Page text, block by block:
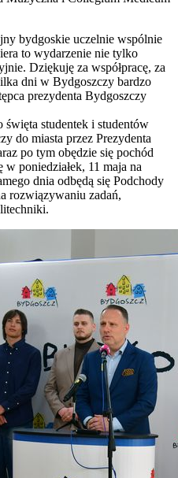
bydgoskie uczelnie wspólnie
to wydarzenie nie tylko
Dziękuję za współpracę, za
dni w Bydgoszczy bardzo
prezydenta Bydgoszczy
święta studentek i studentów
do miasta przez Prezydenta
po tym obędzie się pochód
poniedziałek, 11 maja na
dnia odbędą się Podchody
rozwiązywaniu zadań,